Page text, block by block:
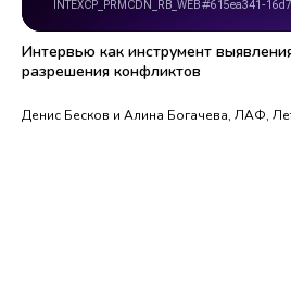
Интервью как инструмент
разрешения конфликтов
Денис Бесков и Алина Богачева, ЛАФ,